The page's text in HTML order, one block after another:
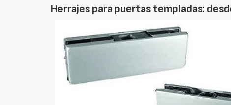
Herrajes para puertas templadas: